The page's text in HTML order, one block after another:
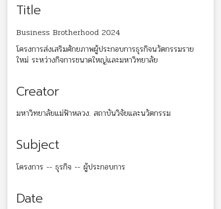
Title
Business Brotherhood 2024
โครงการส่งเสริมศักยภาพผู้ประกอบการธุรกิจนวัตกรรมราย
ใหม่ ระหว่างกิจการขนาดใหญ่และมหาวิทยาลัย
Creator
มหาวิทยาลัยแม่ฟ้าหลวง. สถาบันวิจัยและนวัตกรรม
Subject
โครงการ -- ธุรกิจ -- ผู้ประกอบการ
Date